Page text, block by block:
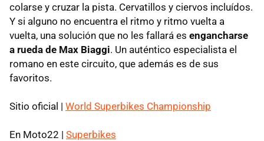
colarse y cruzar la pista. Cervatillos y ciervos incluídos.
Y si alguno no encuentra el ritmo y ritmo vuelta a
vuelta, una solución que no les fallará es engancharse
a rueda de Max Biaggi. Un auténtico especialista el
romano en este circuito, que además es de sus
favoritos.
Sitio oficial | World Superbikes Championship
En Moto22 | Superbikes